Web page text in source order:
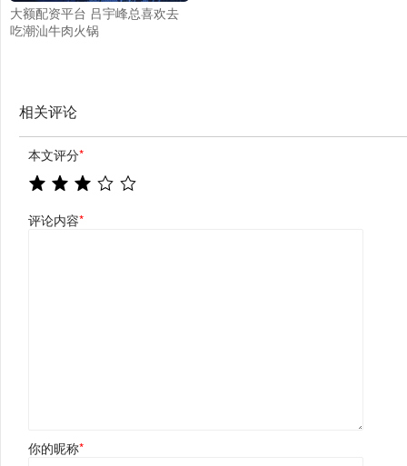
大额配资平台 吕宇峰总喜欢去
吃潮汕牛肉火锅
相关评论
本文评分*
评论内容*
你的昵称*